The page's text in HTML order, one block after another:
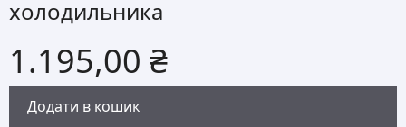
холодильника
1.195,00 ₴
Додати в кошик